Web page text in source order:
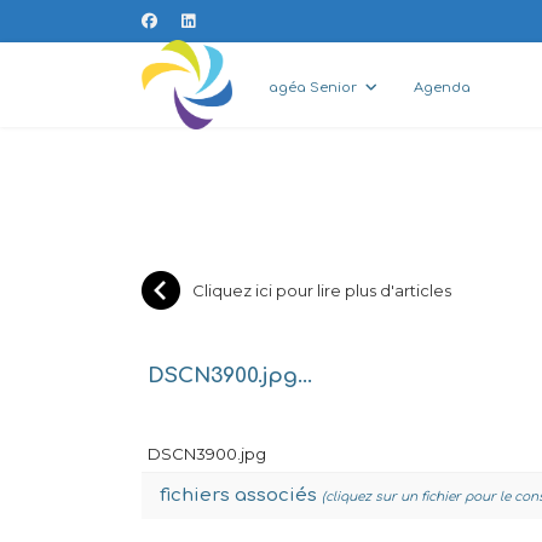
agéa Senior Agenda
Cliquez ici pour lire plus d'articles
DSCN3900.jpg...
DSCN3900.jpg
fichiers associés (cliquez sur un fichier pour le